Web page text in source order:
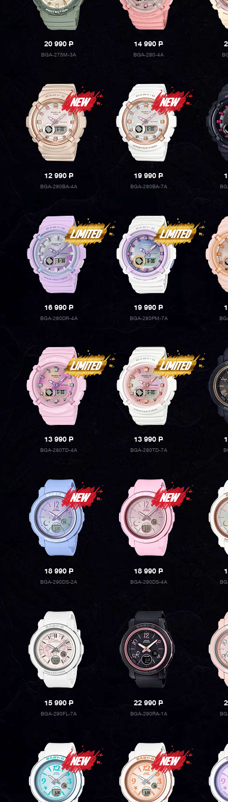
20 990P
BGA-275M-3A
14 990P
BGA-280-4A
12 990P
BGA-280BA-4A
19 990P
BGA-280BA-7A
16 990P
BGA-280DR-4A
19 990P
BGA-280PM-7A
13 990P
BGA-280TD-4A
13 990P
BGA-280TD-7A
18 990P
BGA-290DS-2A
18 990P
BGA-290DS-4A
15 990P
BGA-290FL-7A
22 990P
BGA-290RA-1A